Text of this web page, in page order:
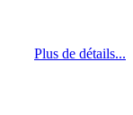
Plus de détails...